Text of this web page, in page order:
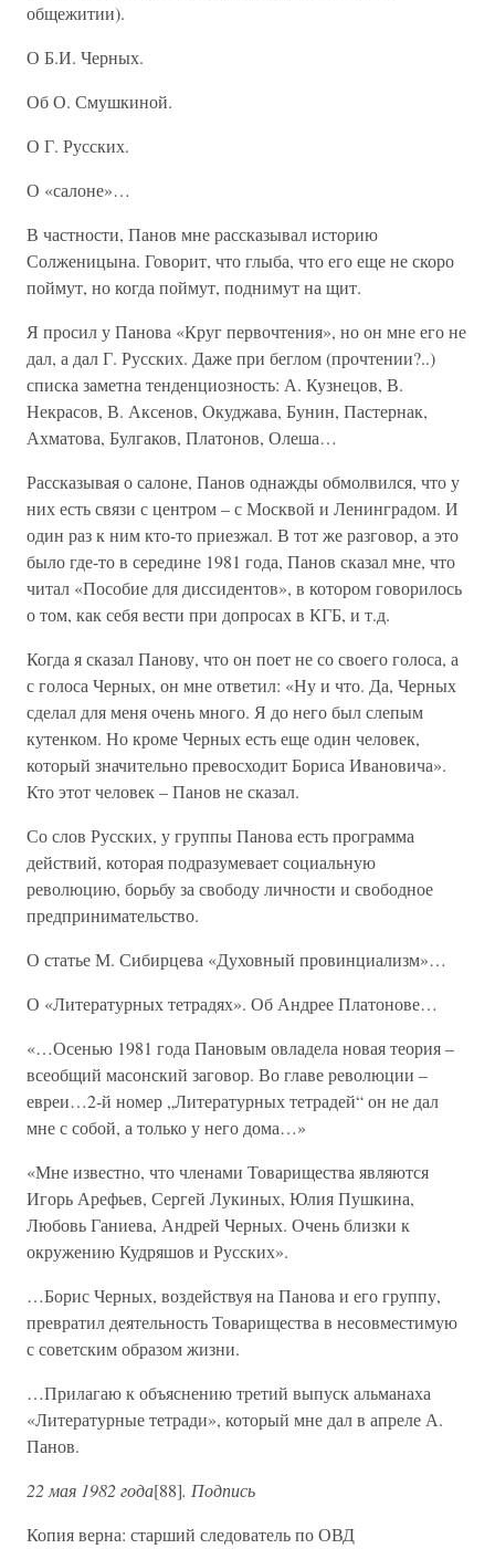
общежитии).
О Б.И. Черных.
Об О. Смушкиной.
О Г. Русских.
О «салоне»…
В частности, Панов мне рассказывал историю
Солженицына. Говорит, что глыба, что его еще не скоро
поймут, но когда поймут, поднимут на щит.
Я просил у Панова «Круг первочтения», но он мне его не
дал, а дал Г. Русских. Даже при беглом (прочтении?..)
списка заметна тенденциозность: А. Кузнецов, В.
Некрасов, В. Аксенов, Окуджава, Бунин, Пастернак,
Ахматова, Булгаков, Платонов, Олеша…
Рассказывая о салоне, Панов однажды обмолвился, что у
них есть связи с центром – с Москвой и Ленинградом. И
один раз к ним кто-то приезжал. В тот же разговор, а это
было где-то в середине 1981 года, Панов сказал мне, что
читал «Пособие для диссидентов», в котором говорилось
о том, как себя вести при допросах в КГБ, и т.д.
Когда я сказал Панову, что он поет не со своего голоса, а
с голоса Черных, он мне ответил: «Ну и что. Да, Черных
сделал для меня очень много. Я до него был слепым
кутенком. Но кроме Черных есть еще один человек,
который значительно превосходит Бориса Ивановича».
Кто этот человек – Панов не сказал.
Со слов Русских, у группы Панова есть программа
действий, которая подразумевает социальную
революцию, борьбу за свободу личности и свободное
предпринимательство.
О статье М. Сибирцева «Духовный провинциализм»…
О «Литературных тетрадях». Об Андрее Платонове…
«…Осенью 1981 года Пановым овладела новая теория –
всеобщий масонский заговор. Во главе революции –
евреи…2-й номер „Литературных тетрадей“ он не дал
мне с собой, а только у него дома…»
«Мне известно, что членами Товарищества являются
Игорь Арефьев, Сергей Лукиных, Юлия Пушкина,
Любовь Ганиева, Андрей Черных. Очень близки к
окружению Кудряшов и Русских».
…Борис Черных, воздействуя на Панова и его группу,
превратил деятельность Товарищества в несовместимую
с советским образом жизни.
…Прилагаю к объяснению третий выпуск альманаха
«Литературные тетради», который мне дал в апреле А.
Панов.
22 мая 1982 года[88]. Подпись
Копия верна: старший следователь по ОВД